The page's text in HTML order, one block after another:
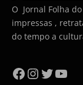
O Jornal Folha
impressas ,
do tempo a
Facebook
Instagram
Twitter